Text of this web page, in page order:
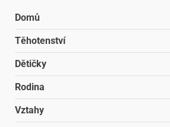
Domů
Těhotenství
Dětičky
Rodina
Vztahy